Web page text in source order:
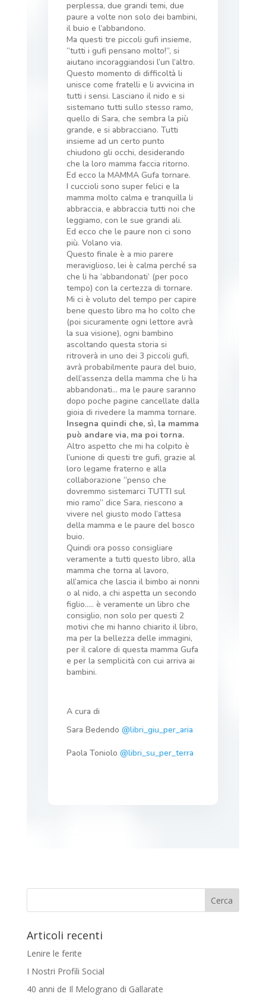
perplessa, due grandi temi, due
paure a volte non solo dei bambini,
il buio e l’abbandono.
Ma questi tre piccoli gufi insieme,
“tutti i gufi pensano molto!”, si
aiutano incoraggiandosi l’un l’altro.
Questo momento di difficoltà li
unisce come fratelli e li avvicina in
tutti i sensi. Lasciano il nido e si
sistemano tutti sullo stesso ramo,
quello di Sara, che sembra la più
grande, e si abbracciano. Tutti
insieme ad un certo punto
chiudono gli occhi, desiderando
che la loro mamma faccia ritorno.
Ed ecco la MAMMA Gufa tornare.
I cuccioli sono super felici e la
mamma molto calma e tranquilla li
abbraccia, e abbraccia tutti noi che
leggiamo, con le sue grandi ali.
Ed ecco che le paure non ci sono
più. Volano via.
Questo finale è a mio parere
meraviglioso, lei è calma perché sa
che li ha ‘abbandonati’ (per poco
tempo) con la certezza di tornare.
Mi ci è voluto del tempo per capire
bene questo libro ma ho colto che
(poi sicuramente ogni lettore avrà
la sua visione), ogni bambino
ascoltando questa storia si
ritroverà in uno dei 3 piccoli gufi,
avrà probabilmente paura del buio,
dell’assenza della mamma che li ha
abbandonati… ma le paure saranno
dopo poche pagine cancellate dalla
gioia di rivedere la mamma tornare.
Insegna quindi che, sì, la mamma
può andare via, ma poi torna.
Altro aspetto che mi ha colpito è
l’unione di questi tre gufi, grazie al
loro legame fraterno e alla
collaborazione “penso che
dovremmo sistemarci TUTTI sul
mio ramo” dice Sara, riescono a
vivere nel giusto modo l’attesa
della mamma e le paure del bosco
buio.
Quindi ora posso consigliare
veramente a tutti questo libro, alla
mamma che torna al lavoro,
all’amica che lascia il bimbo ai nonni
o al nido, a chi aspetta un secondo
figlio….. è veramente un libro che
consiglio, non solo per questi 2
motivi che mi hanno chiarito il libro,
ma per la bellezza delle immagini,
per il calore di questa mamma Gufa
e per la semplicità con cui arriva ai
bambini.
A cura di
Sara Bedendo @libri_giu_per_aria
Paola Toniolo @libri_su_per_terra
Articoli recenti
Lenire le ferite
I Nostri Profili Social
40 anni de Il Melograno di Gallarate